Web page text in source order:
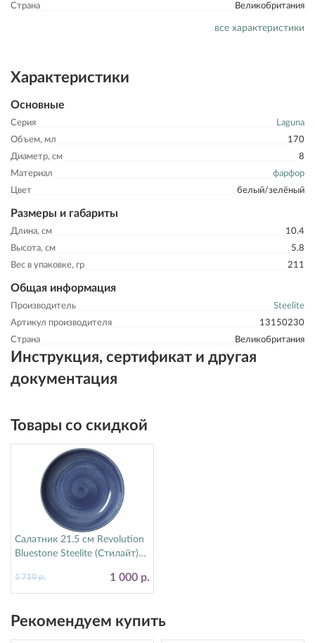
Страна
Великобритания
все характеристики
Характеристики
Основные
Серия
Laguna
Объем, мл
170
Диаметр, см
8
Материал
фарфор
Цвет
белый/зелёный
Размеры и габариты
Длина, см
10.4
Высота, см
5.8
Вес в упаковке, гр
211
Общая информация
Производитель
Steelite
Артикул производителя
13150230
Страна
Великобритания
Инструкция, сертификат и другая
документация
Товары со скидкой
Салатник 21.5 см Revolution
Bluestone Steelite (Стилайт)
1 000 р.
1 710 р.
Рекомендуем купить